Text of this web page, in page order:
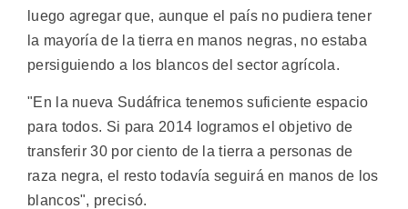
luego agregar que, aunque el país no pudiera tener
la mayoría de la tierra en manos negras, no estaba
persiguiendo a los blancos del sector agrícola.
"En la nueva Sudáfrica tenemos suficiente espacio
para todos. Si para 2014 logramos el objetivo de
transferir 30 por ciento de la tierra a personas de
raza negra, el resto todavía seguirá en manos de los
blancos", precisó.